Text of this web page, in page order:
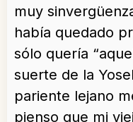
muy
había quedado
sólo quería
suerte de la
pariente lejano
pienso que mi